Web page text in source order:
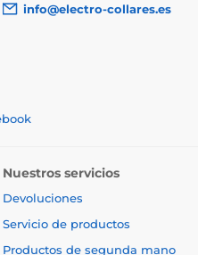
info@electro-collares.es
Nuestros servicios
Devoluciones
Servicio de productos
Productos de segunda mano